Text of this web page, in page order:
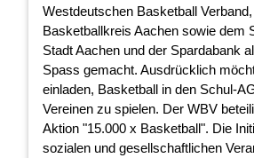
Westdeutschen Basketball
Basketballkreis Aachen sowie dem
Stadt Aachen und der Spardabank
Spass gemacht. Ausdrücklich
einladen, Basketball in den Schul-
Vereinen zu spielen. Der WBV
Aktion "15.000 x Basketball". Die
sozialen und gesellschaftlichen